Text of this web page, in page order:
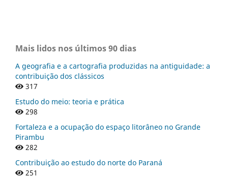
Mais lidos nos últimos 90 dias
A geografia e a cartografia produzidas na antiguidade: a
contribuição dos clássicos
317
Estudo do meio: teoria e prática
298
Fortaleza e a ocupação do espaço litorâneo no Grande
Pirambu
282
Contribuição ao estudo do norte do Paraná
251